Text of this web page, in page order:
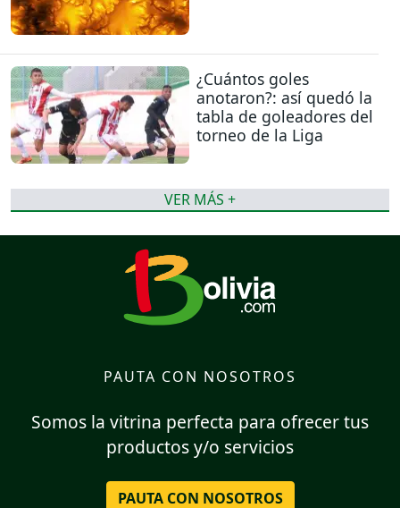
¿Cuántos goles
anotaron?: así quedó la
tabla de goleadores del
torneo de la Liga
VER MÁS +
PAUTA CON NOSOTROS
Somos la vitrina perfecta para ofrecer tus
productos y/o servicios
PAUTA CON NOSOTROS